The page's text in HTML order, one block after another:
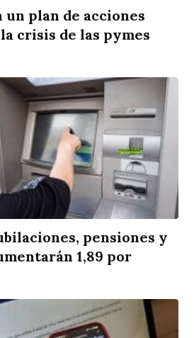
un plan de acciones
crisis de las pymes
pensiones y
1,89 por